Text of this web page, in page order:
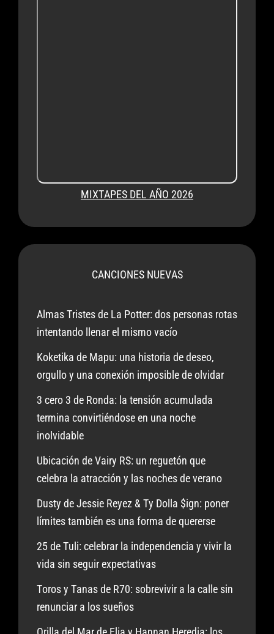
MIXTAPES DEL AÑO 2026
CANCIONES NUEVAS
Almas Tristes de La Potter: dos personas rotas
intentando llenar el mismo vacío
Koketika de Mapu: una historia de deseo,
orgullo y una conexión imposible de olvidar
3 cero 3 de Ronda: la tensión acumulada
termina convirtiéndose en una noche
inolvidable
Ubicación de Vairy RS: un reguetón que
celebra la atracción y las noches de verano
Dusty de Jessie Reyez & Ty Dolla $ign: poner
límites también es una forma de quererse
25 de Tuli: celebrar la independencia y vivir la
vida sin seguir expectativas
Toros y Tanas de R70: sobrevivir a la calle sin
renunciar a los sueños